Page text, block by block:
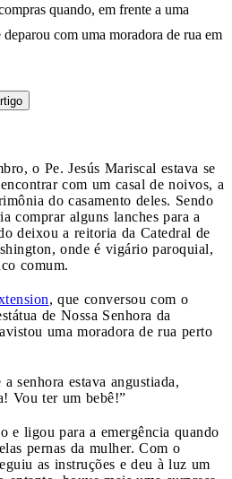
quando, em frente a uma
deparou com uma moradora de rua em
o Pe. Jesús Mariscal estava se
com um casal de noivos, a
do casamento deles. Sendo
comprar alguns lanches para a
deixou a reitoria da Catedral de
onde é vigário paroquial,
comum.
, que conversou com o
de Nossa Senhora da
uma moradora de rua perto
senhora estava angustiada,
Vou ter um bebê!”
e ligou para a emergência quando
pernas da mulher. Com o
as instruções e deu à luz um